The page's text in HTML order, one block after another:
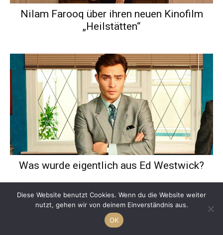
Nilam Farooq über ihren neuen Kinofilm
„Heilstätten“
Was wurde eigentlich aus Ed Westwick?
Diese Website benutzt Cookies. Wenn du die Website weiter
nutzt, gehen wir von deinem Einverständnis aus.
OK